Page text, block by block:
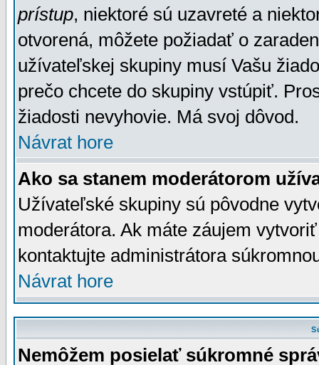
prístup, niektoré sú uzavreté a
otvorená, môžete požiadať o
užívateľskej skupiny musí Vašu
prečo chcete do skupiny vstúpiť.
žiadosti nevyhovie. Má svoj dôvod.
Návrat hore
Ako sa stanem moderátorom
Užívateľské skupiny sú pôvodne
moderátora. Ak máte záujem
kontaktujte administrátora
Návrat hore
Nemôžem posielať súkromné